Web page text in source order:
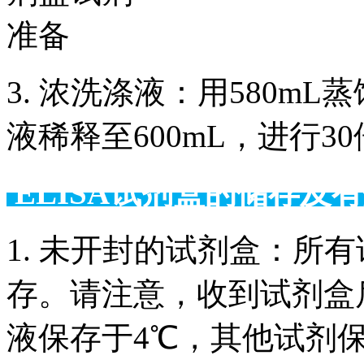
3. 浓洗涤液：用580mL
液稀释至600mL，进行
ELISA试剂盒的储存
1. 未开封的试剂盒：所
存。请注意，收到试剂
液保存于4℃，其他试剂